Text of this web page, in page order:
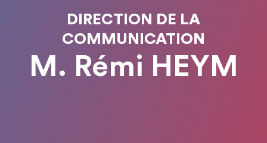
DIRECTION DE LA
COMMUNICATION
M. Rémi HEYM